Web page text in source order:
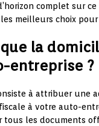
complet sur
meilleurs choix
que la
entreprise ?
à attribuer une
à votre auto-
tous les documents